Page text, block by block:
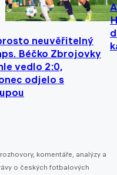
neuvěřitelný
Béčko Zbrojovky
vedlo 2:0,
odjelo s
komentáře, analýzy a
o českých fotbalových